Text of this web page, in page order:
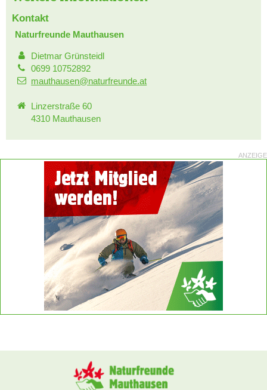
Kontakt
Naturfreunde Mauthausen
Dietmar Grünsteidl
0699 10752892
mauthausen@naturfreunde.at
Linzerstraße 60
4310 Mauthausen
ANZEIGE